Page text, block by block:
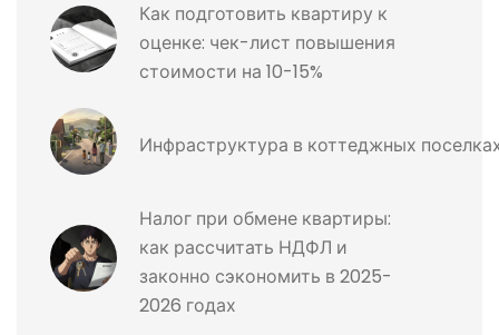
Как подготовить квартиру к
оценке: чек-лист повышения
стоимости на 10-15%
Инфраструктура в коттеджных
Налог при обмене квартиры:
как рассчитать НДФЛ и
законно сэкономить в 2025-
2026 годах